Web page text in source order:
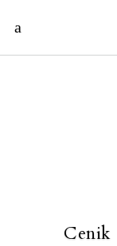
Cenik